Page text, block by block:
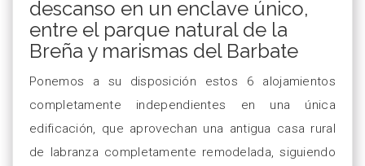
descanso en un enclave único,
entre el parque natural de la
Breña y marismas del Barbate
Ponemos a su disposición estos 6 alojamientos
completamente independientes en una única
edificación, que aprovechan una antigua casa rural
de labranza completamente remodelada, siguiendo